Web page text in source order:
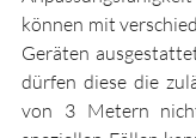
können mit
Geräten
dürfen diese die
von 3 Metern